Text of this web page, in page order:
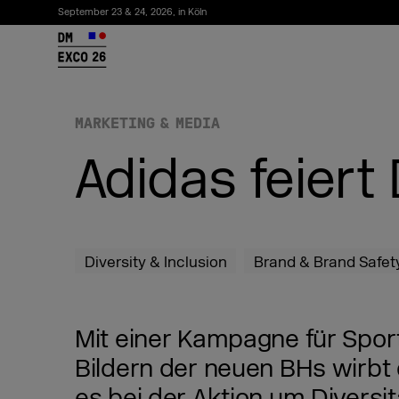
September 23 & 24, 2026, in Köln
26
MARKETING & MEDIA
Adidas feiert
Diversity & Inclusion Brand & Brand
Mit einer Kampagne für
Bildern der neuen BHs